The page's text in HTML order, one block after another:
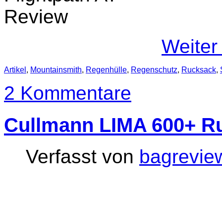
Artikel , Mountainsmith, Regenhülle, Regenschutz, Rucksack,
2 Kommentare
Cullmann LIMA 600+
Verfasst von